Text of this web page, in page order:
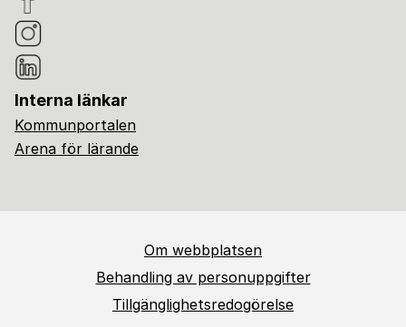
Interna länkar
Kommunportalen
Arena för lärande
Om webbplatsen
Behandling av personuppgifter
Tillgänglighetsredogörelse